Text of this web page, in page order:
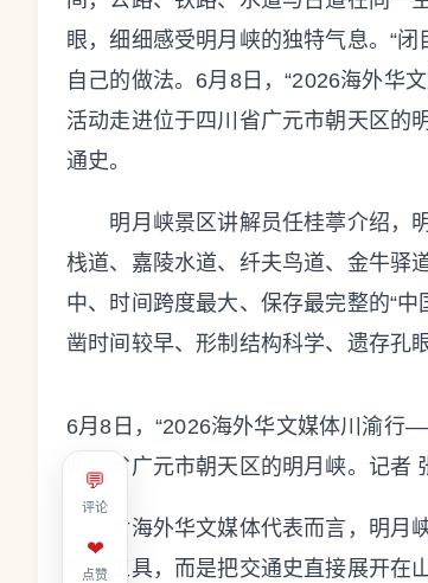
💬
评论
❤
点赞
眼，细细感受明月峡的独特气息。“
自己的做法。6月8日，“2026海外
活动走进位于四川省广元市朝天区的
通史。
明月峡景区讲解员任桂葶介绍，明
栈道、嘉陵水道、纤夫鸟道、金牛驿
中、时间跨度最大、保存最完整的“
凿时间较早、形制结构科学、遗存孔
6月8日，“2026海外华文媒体川渝行
四川省广元市朝天区的明月峡。记者
对海外华文媒体代表而言，明月峡
交通工具，而是把交通史直接展开在